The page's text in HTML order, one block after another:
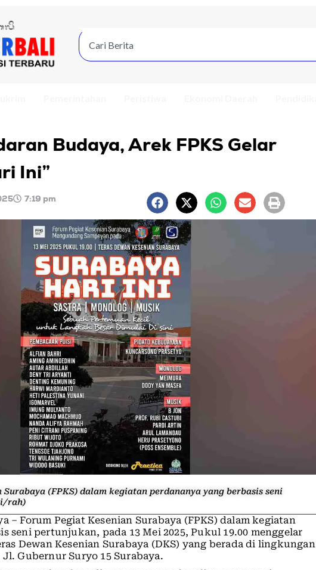
Budaya, Arek FPKS Gelar
Ini”
7:19 pm
Surabaya (FPKS) dalam kegiatan perdananya yang berbasis seni
rah)
– Forum Pegiat Kesenian Surabaya (FPKS) dalam kegiatan
seni pertunjukan, pada 13 Mei 2025, Pukul 19.00 menggelar
Dewan Kesenian Surabaya (DKS) yang berada di lingkungan
Gubernur Suryo 15 Surabaya.